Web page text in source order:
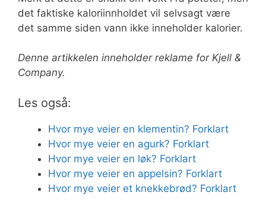
det faktiske kaloriinnholdet vil selvsagt være
det samme siden vann ikke inneholder kalorier.
Denne artikkelen inneholder reklame for Kjell &
Company.
Les også:
Hvor mye veier en klementin? Forklart
Hvor mye veier en agurk? Forklart
Hvor mye veier en løk? Forklart
Hvor mye veier en appelsin? Forklart
Hvor mye veier et knekkebrød? Forklart